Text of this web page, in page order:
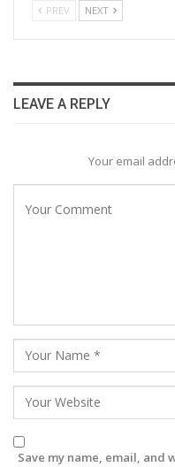
PREV NEXT
LEAVE A REPLY
Your email
Save my name, email, and